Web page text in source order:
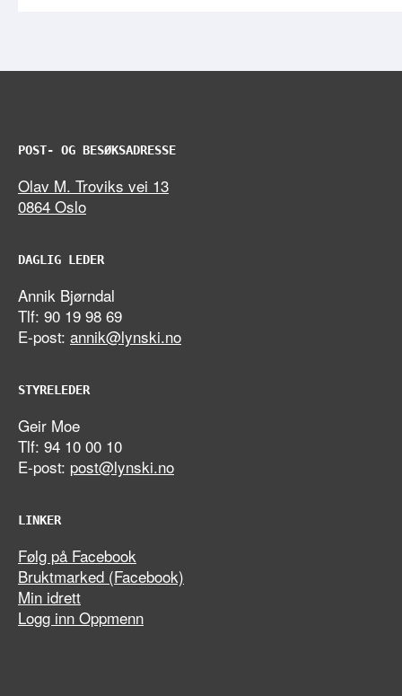
POST- OG BESØKSADRESSE
Olav M. Troviks vei 13
0864 Oslo
DAGLIG LEDER
Annik Bjørndal
Tlf: 90 19 98 69
E-post: annik@lynski.no
STYRELEDER
Geir Moe
Tlf: 94 10 00 10
E-post: post@lynski.no
LINKER
Følg på Facebook
Bruktmarked (Facebook)
Min idrett
Logg inn Oppmenn